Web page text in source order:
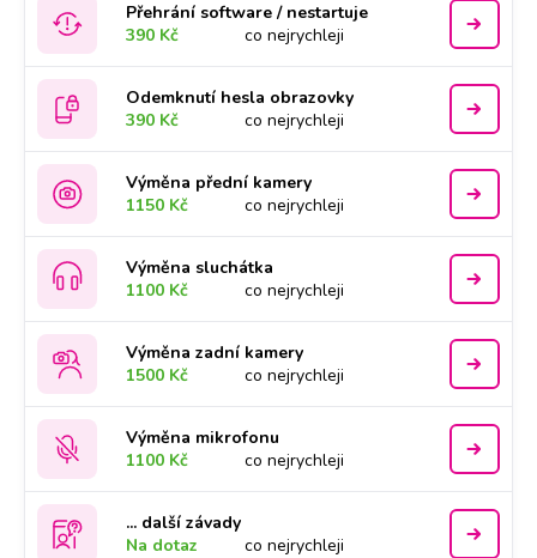
Přehrání software / nestartuje
390 Kč
co nejrychleji
Odemknutí hesla obrazovky
390 Kč
co nejrychleji
Výměna přední kamery
1150 Kč
co nejrychleji
Výměna sluchátka
1100 Kč
co nejrychleji
Výměna zadní kamery
1500 Kč
co nejrychleji
Výměna mikrofonu
1100 Kč
co nejrychleji
... další závady
Na dotaz
co nejrychleji